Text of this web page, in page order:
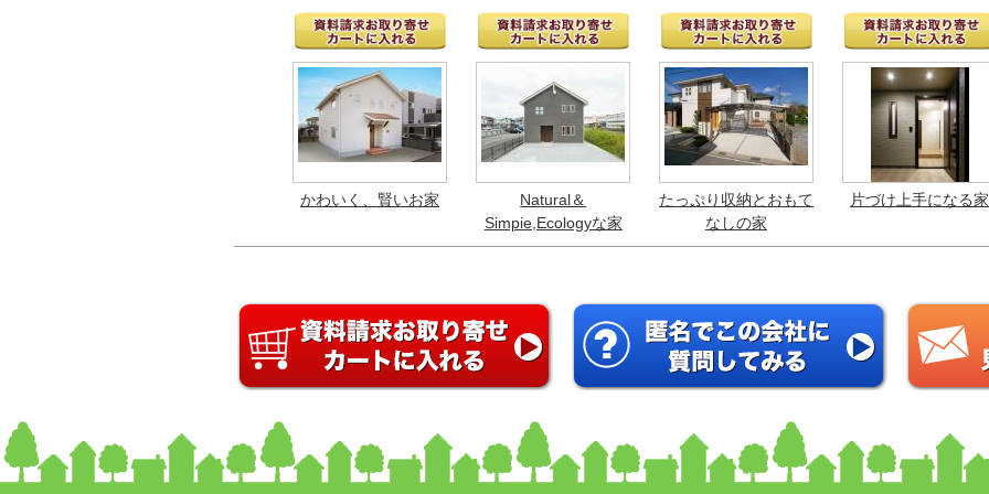
かわいく、賢いお家
Natural＆
Simpie,Ecologyな家
たっぷり収納とおもて
なしの家
片づけ上手になる家